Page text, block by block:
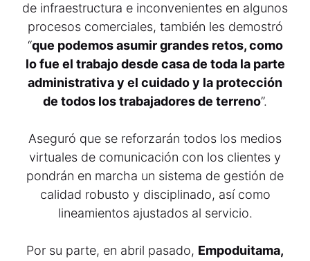
de infraestructura e inconvenientes en algunos
procesos comerciales, también les demostró
“que podemos asumir grandes retos, como
lo fue el trabajo desde casa de toda la parte
administrativa y el cuidado y la protección
de todos los trabajadores de terreno”.
Aseguró que se reforzarán todos los medios
virtuales de comunicación con los clientes y
pondrán en marcha un sistema de gestión de
calidad robusto y disciplinado, así como
lineamientos ajustados al servicio.
Por su parte, en abril pasado, Empoduitama,